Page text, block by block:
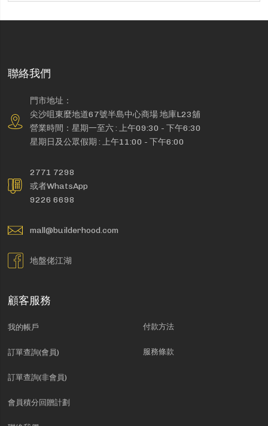
聯絡我們
門市地址：
尖沙咀東麼地道67號半島中心商場 地庫L23舖
營業時間：星期一至六 : 上午09:30 - 下午6:30
星期日及公眾假期 : 上午11:00 - 下午6:00
2771 7298
或者WhatsApp
9226 6698
mall@builderhood.com
地盤佬江湖
顧客服務
我的帳戶
訂單查詢(會員)
訂單查詢(非會員)
會員積分回贈計劃
付款方法
服務條款